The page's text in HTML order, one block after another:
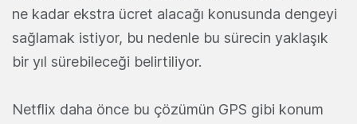
ne kadar ekstra ücret alacağı konusunda dengeyi
sağlamak istiyor, bu nedenle bu sürecin yaklaşık
bir yıl sürebileceği belirtiliyor.
Netflix daha önce bu çözümün GPS gibi konum